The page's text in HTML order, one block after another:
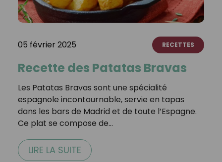
05 février 2025 RECETTES
Recette des Patatas Bravas
Les Patatas Bravas sont une spécialité
espagnole incontournable, servie en tapas
dans les bars de Madrid et de toute l’Espagne.
Ce plat se compose de…
LIRE LA SUITE